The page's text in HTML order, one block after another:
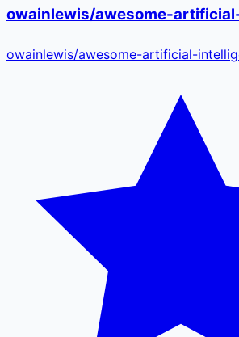
owainlewis/awesome-
owainlewis/awesome-artificial-